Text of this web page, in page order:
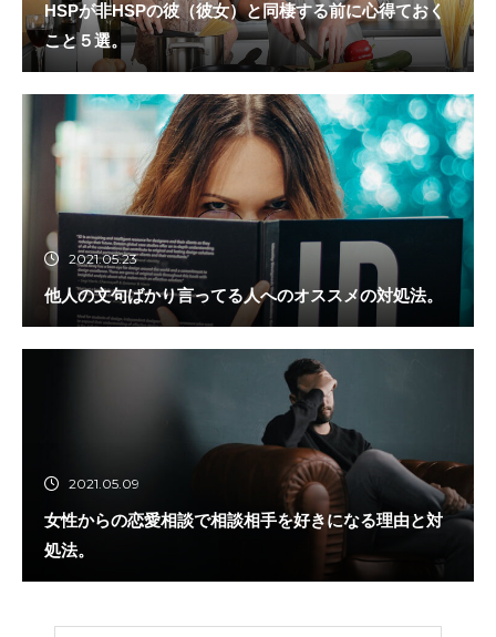
HSPが非HSPの彼（彼女）と同棲する前に心得ておく
こと５選。
2021.05.23
他人の文句ばかり言ってる人へのオススメの対処法。
2021.05.09
女性からの恋愛相談で相談相手を好きになる理由と対
処法。